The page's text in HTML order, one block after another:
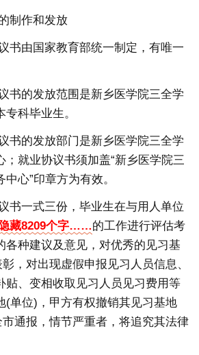
制作和发放
书由国家教育部统一制定，有唯一
书的发放范围是新乡医学院三全学
科毕业生。
书的发放部门是新乡医学院三全学
；就业协议书须加盖“新乡医学院三
心”印章方为有效。
书一式三份，毕业生在与用人单位
藏8209个字……的工作进行评估考
各种建议及意见，对优秀的见习基
，对出现虚假申报见习人员信息、
贴、变相收取见习人员见习费用等
(单位)，甲方有权撤销其见习基地
通报，情节严重者，将追究其法律